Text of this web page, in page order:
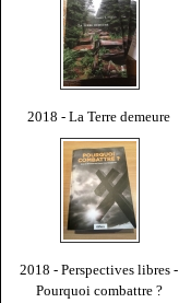
2018 - La Terre demeure
2018 - Perspectives libres -
Pourquoi combattre ?